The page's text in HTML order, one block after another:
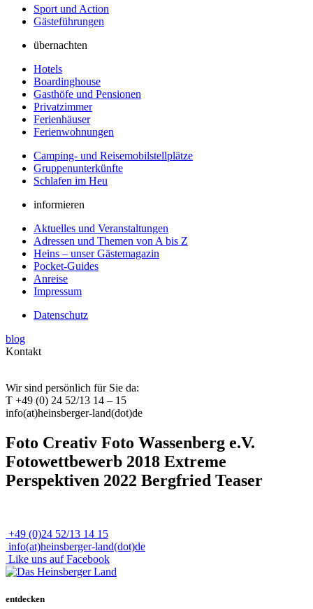
Sport und Action
Gästeführungen
übernachten
Hotels
Boardinghouse
Gasthöfe und Pensionen
Privatzimmer
Ferienhäuser
Ferienwohnungen
Camping- und Reisemobilstellplätze
Gruppenunterkünfte
Schlafen im Heu
informieren
Aktuelles und Veranstaltungen
Adressen und Themen von A bis Z
Heins – unser Gästemagazin
Pocket-Guides
Anreise
Impressum
Datenschutz
blog
Kontakt
Wir sind persönlich für Sie da:
T +49 (0) 24 52/13 14 – 15
info(at)heinsberger-land(dot)de
Foto Creativ Foto Wassenberg e.V.
Fotowettbewerb 2018 Extreme
Perspektiven 2022 Bergfried Teaser
+49 (0)24 52/13 14 15
info(at)heinsberger-land(dot)de
Like uns auf Facebook
entdecken